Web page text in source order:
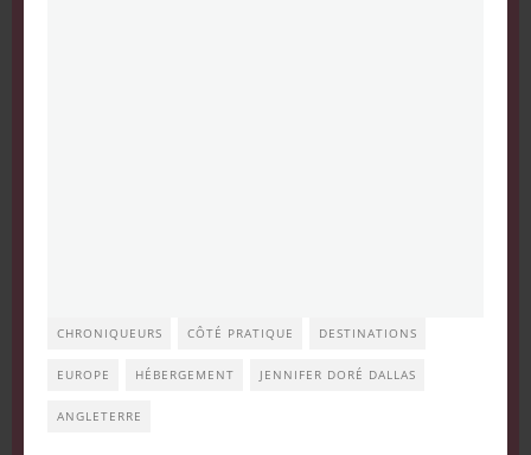
CHRONIQUEURS CÔTÉ PRATIQUE DESTINATIONS
EUROPE HÉBERGEMENT JENNIFER DORÉ DALLAS
ANGLETERRE